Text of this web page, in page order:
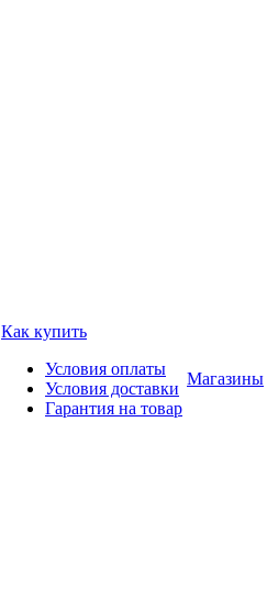
Как купить
Условия оплаты
Условия доставки
Гарантия на товар
Магазины